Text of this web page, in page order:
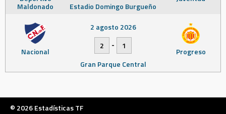
Maldonado
Estadio Domingo Burgueño
Nacional Progreso
2 agosto 2026
2
-
1
Gran Parque Central
© 2026 Estadísticas TF